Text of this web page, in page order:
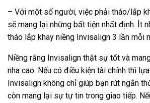
– Với một số người, việc phải tháo/lắp
sẽ mang lại những bất tiện nhất định. Ít
tháo lắp khay niềng Invisalign 3 lần mỗi
Niềng răng Invisalign thật sự tốt và
nha cao. Nếu có điều kiện tài chính thì
Invisalign không chỉ giúp bạn rút ngắn
còn mang lại sự tự tin trong giao tiếp.